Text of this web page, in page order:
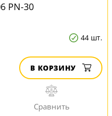
PN-30
44 шт.
В КОРЗИНУ